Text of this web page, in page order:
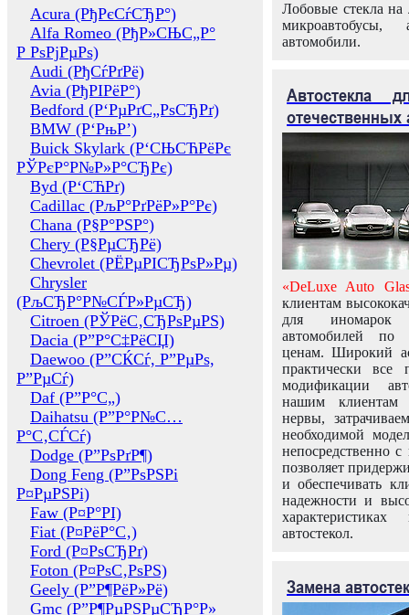
Acura (РђРєСѓСЂР°)
Alfa Romeo (РђР»СЊС„Р°
Р РѕРјРµРѕ)
Audi (РђСѓРґРё)
Avia (РђРІРёР°)
Bedford (Р‘РµРґС„РѕСЂРґ)
BMW (Р‘РњР’)
Buick Skylark (Р‘СЊСЋРёРє
РЎРєР°Р№Р»Р°СЂРє)
Byd (Р‘СЋРґ)
Cadillac (РљР°РґРёР»Р°Рє)
Chana (Р§Р°РЅР°)
Chery (Р§РµСЂРё)
Chevrolet (РЁРµРІСЂРѕР»Рµ)
Chrysler
(РљСЂР°Р№СЃР»РµСЂ)
Citroen (РЎРёС‚СЂРѕРµРЅ)
Dacia (Р”Р°С‡РёСЏ)
Daewoo (Р”СЌСѓ, Р”РµРѕ,
Р”РµСѓ)
Daf (Р”Р°С„)
Daihatsu (Р”Р°Р№С…
Р°С‚СЃСѓ)
Dodge (Р”РѕРґР¶)
Dong Feng (Р”РѕРЅРі
Р¤РµРЅРі)
Faw (Р¤Р°РІ)
Fiat (Р¤РёР°С‚)
Ford (Р¤РѕСЂРґ)
Foton (Р¤РѕС‚РѕРЅ)
Geely (Р”Р¶РёР»Рё)
Gmc (Р”Р¶РµРЅРµСЂР°Р»
Лобовые стекла на
микроавтобусы,
автомобили.
Автостекла
отечественных
«DeLuxe Auto
клиентам
для иномарок
автомобилей
ценам. Широкий
практически все
модификации
нашим клиентам
нервы,
необходимой
непосредственно
позволяет
и обеспечивать
надежности и
автостекол.
Замена